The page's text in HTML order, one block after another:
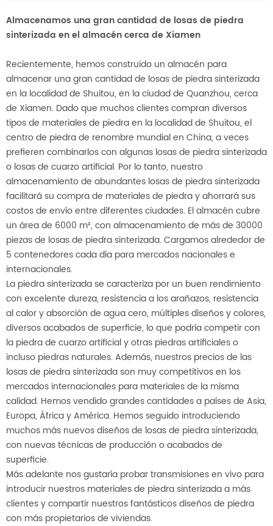
Almacenamos una gran cantidad de losas de piedra
sinterizada en el almacén cerca de Xiamen
Recientemente, hemos construido un almacén para
almacenar una gran cantidad de losas de piedra sinterizada
en la localidad de Shuitou, en la ciudad de Quanzhou, cerca
de Xiamen. Dado que muchos clientes compran diversos
tipos de materiales de piedra en la localidad de Shuitou, el
centro de piedra de renombre mundial en China, a veces
prefieren combinarlos con algunas losas de piedra sinterizada
o losas de cuarzo artificial. Por lo tanto, nuestro
almacenamiento de abundantes losas de piedra sinterizada
facilitará su compra de materiales de piedra y ahorrará sus
costos de envío entre diferentes ciudades. El almacén cubre
un área de 6000 m², con almacenamiento de más de 30000
piezas de losas de piedra sinterizada. Cargamos alrededor de
5 contenedores cada día para mercados nacionales e
internacionales.
La piedra sinterizada se caracteriza por un buen rendimiento
con excelente dureza, resistencia a los arañazos, resistencia
al calor y absorción de agua cero, múltiples diseños y colores,
diversos acabados de superficie, lo que podría competir con
la piedra de cuarzo artificial y otras piedras artificiales o
incluso piedras naturales. Además, nuestros precios de las
losas de piedra sinterizada son muy competitivos en los
mercados internacionales para materiales de la misma
calidad. Hemos vendido grandes cantidades a países de Asia,
Europa, África y América. Hemos seguido introduciendo
muchos más nuevos diseños de losas de piedra sinterizada,
con nuevas técnicas de producción o acabados de
superficie.
Más adelante nos gustaría probar transmisiones en vivo para
introducir nuestros materiales de piedra sinterizada a más
clientes y compartir nuestros fantásticos diseños de piedra
con más propietarios de viviendas.